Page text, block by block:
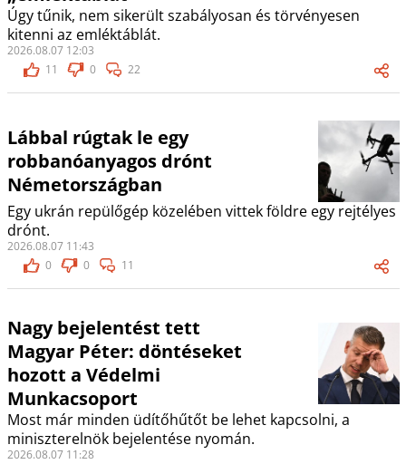
Úgy tűnik, nem sikerült szabályosan és törvényesen
kitenni az emléktáblát.
2026.08.07 12:03
11
0 22
Lábbal rúgtak le egy
robbanóanyagos drónt
Németországban
Egy ukrán repülőgép közelében vittek földre egy rejtélyes
drónt.
2026.08.07 11:43
0
0 11
Nagy bejelentést tett
Magyar Péter: döntéseket
hozott a Védelmi
Munkacsoport
Most már minden üdítőhűtőt be lehet kapcsolni, a
miniszterelnök bejelentése nyomán.
2026.08.07 11:28